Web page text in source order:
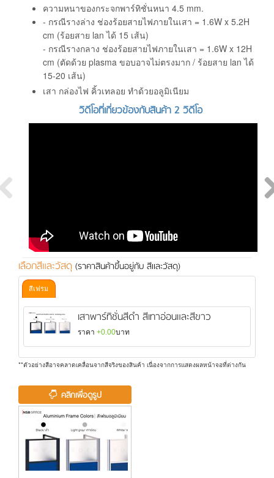
ความหนาของกระจกพาร์ทิชั่นหนา 4.5 mm.
- กรณีรางล่าง ช่องร้อยสายไฟภายในเสา = 1.6W x 5.2H
cm (ร้อยสาย lan ได้ 15 เส้น)
- กรณีรางกลาง ช่องร้อยสายไฟภายในเสา = 1.6W x 12H
cm (ตัดด้วย plasma ขอบอาจไม่ตรงมาก / ร้อยสาย lan ได้
15-20 เส้น)
เสา กล่องไฟ คิ้วเทลอย ทำด้วยอลูมิเนียม
วิดีโอที่เกี่ยวข้องกับสินค้า 2 วิดีโอ
เลือกสีและวัสดุ (ราคาสินค้าขึ้นอยู่กับ สีและวัสดุ)
สีเฟรม
เสาพาร์ทิชั่นสีดำ สีเทาอ่อนและสีขาว
ราคา+0.00บาท
**ตัวอย่างสีอาจคลาดเคลื่อนจากสีจริงของสินค้า เนื่องจากการแสดงผลหน้าจอที่ต่างกัน
คลิกเพื่อดูรูป